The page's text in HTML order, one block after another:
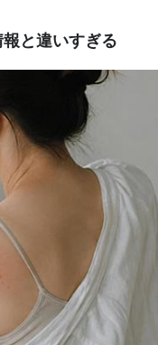
と違いすぎる